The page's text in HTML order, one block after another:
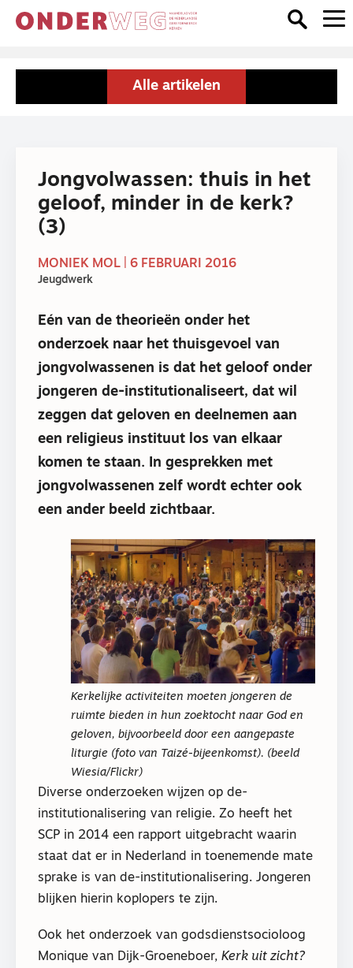
Alle artikelen
Jongvolwassen: thuis in het
geloof, minder in de kerk?
(3)
MONIEK MOL | 6 FEBRUARI 2016
Jeugdwerk
Eén van de theorieën onder het
onderzoek naar het thuisgevoel van
jongvolwassenen is dat het geloof onder
jongeren de-institutionaliseert, dat wil
zeggen dat geloven en deelnemen aan
een religieus instituut los van elkaar
komen te staan. In gesprekken met
jongvolwassenen zelf wordt echter ook
een ander beeld zichtbaar.
Kerkelijke activiteiten moeten jongeren de
ruimte bieden in hun zoektocht naar God en
geloven, bijvoorbeeld door een aangepaste
liturgie (foto van Taizé-bijeenkomst). (beeld
Wiesia/Flickr)
Diverse onderzoeken wijzen op de-
institutionalisering van religie. Zo heeft het
SCP in 2014 een rapport uitgebracht waarin
staat dat er in Nederland in toenemende mate
sprake is van de-institutionalisering. Jongeren
blijken hierin koplopers te zijn.
Ook het onderzoek van godsdienstsocioloog
Monique van Dijk-Groeneboer, Kerk uit zicht?